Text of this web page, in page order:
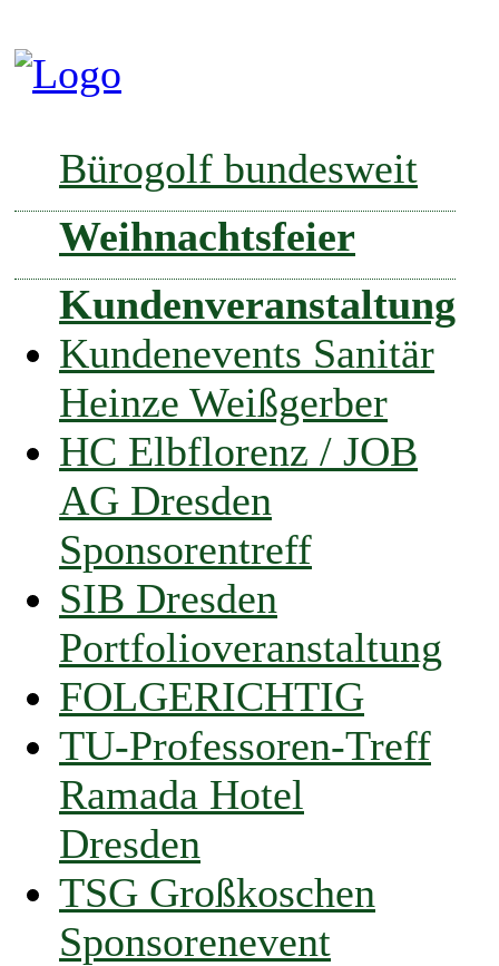
Bürogolf bundesweit
Weihnachtsfeier
Kundenveranstaltung
Kundenevents Sanitär
Heinze Weißgerber
HC Elbflorenz / JOB
AG Dresden
Sponsorentreff
SIB Dresden
Portfolioveranstaltung
FOLGERICHTIG
TU-Professoren-Treff
Ramada Hotel
Dresden
TSG Großkoschen
Sponsorenevent